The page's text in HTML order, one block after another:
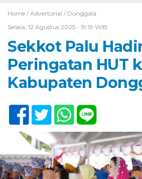
Home / Advertorial / Donggala
Selasa, 12 Agustus 2025 - 19:19 WIB
Sekkot Palu
Peringatan HUT
Kabupaten